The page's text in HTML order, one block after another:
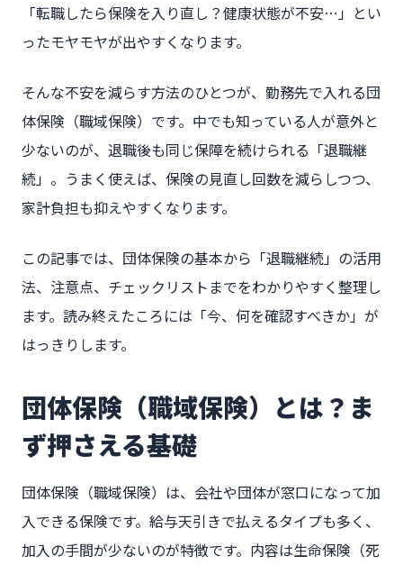
「転職したら保険を入り直し？健康状態が不安…」とい
ったモヤモヤが出やすくなります。
そんな不安を減らす方法のひとつが、勤務先で入れる団
体保険（職域保険）です。中でも知っている人が意外と
少ないのが、退職後も同じ保障を続けられる「退職継
続」。うまく使えば、保険の見直し回数を減らしつつ、
家計負担も抑えやすくなります。
この記事では、団体保険の基本から「退職継続」の活用
法、注意点、チェックリストまでをわかりやすく整理し
ます。読み終えたころには「今、何を確認すべきか」が
はっきりします。
団体保険（職域保険）とは？ま
ず押さえる基礎
団体保険（職域保険）は、会社や団体が窓口になって加
入できる保険です。給与天引きで払えるタイプも多く、
加入の手間が少ないのが特徴です。内容は生命保険（死